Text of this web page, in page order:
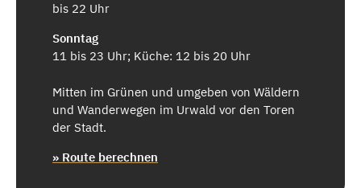
bis 22 Uhr
Sonntag
11 bis 23 Uhr; Küche: 12 bis 20 Uhr
Mitten im Grünen und umgeben von Wäldern
und Wanderwegen im Urwald vor den Toren
der Stadt.
» Route berechnen